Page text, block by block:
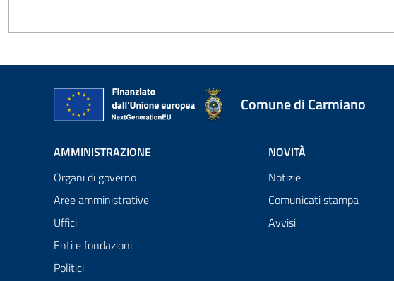
Comune di Carmiano
AMMINISTRAZIONE
Organi di governo
Aree amministrative
Uffici
Enti e fondazioni
Politici
NOVITÀ
Notizie
Comunicati stampa
Avvisi